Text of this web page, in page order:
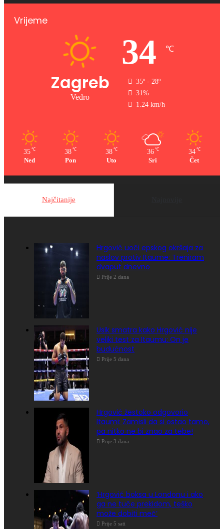
Vrijeme
Zagreb
Vedro
34 ℃
35º - 28º
31%
1.24 km/h
35 ℃
Ned
38 ℃
Pon
38 ℃
Uto
36 ℃
Sri
34 ℃
Čet
Najčitanije
Hrgović uoči epskog okršaja za
naslov protiv Itaume: Treniram
dvaput dnevno
Prije 2 dana
Usik smatra kako Hrgović nije
veliki test za Itaumu: On je
budućnost
Prije 5 dana
Hrgović žestoko odgovorio
Itaumi: Zamisli da si ostao tamo,
pa nitko ne bi znao za tebe!
Prije 3 dana
‘Hrgović boksa u Londonu i ako
ga ne tuče prekidom, teško
može dobiti meč’
Prije 5 sati